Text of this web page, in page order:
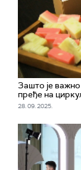
Зашто је
пређе на
28. 09. 2025.